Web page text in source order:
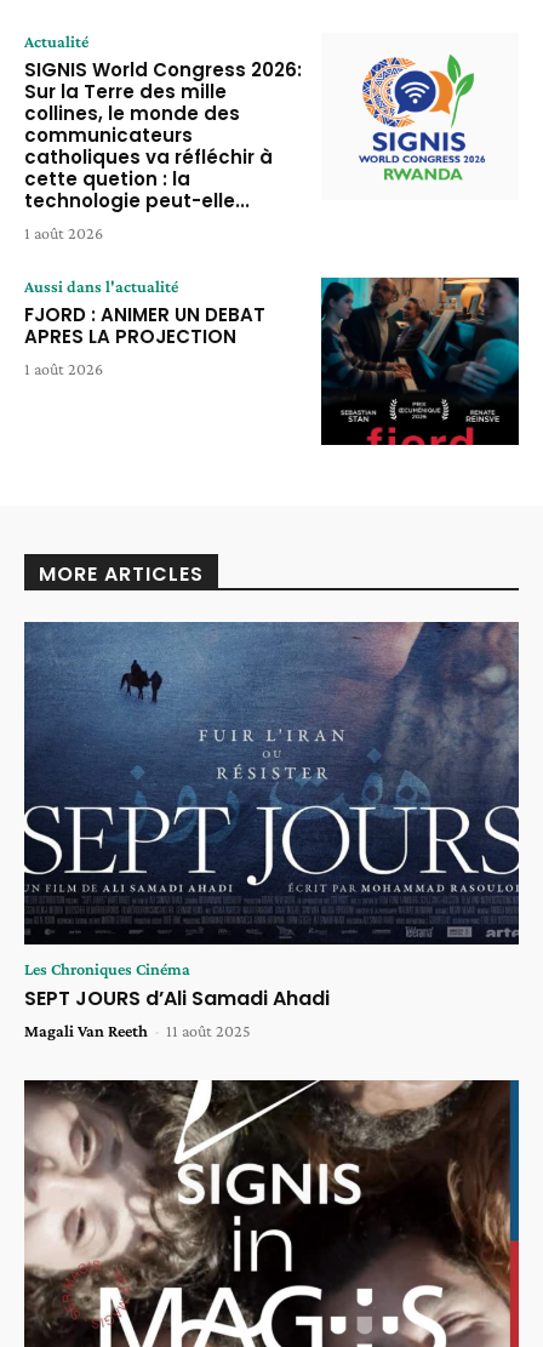
Actualité
SIGNIS World Congress 2026:
Sur la Terre des mille
collines, le monde des
communicateurs
catholiques va réfléchir à
cette quetion : la
technologie peut-elle...
1 août 2026
Aussi dans l'actualité
FJORD : ANIMER UN DEBAT
APRES LA PROJECTION
1 août 2026
MORE ARTICLES
Les Chroniques Cinéma
SEPT JOURS d’Ali Samadi Ahadi
Magali Van Reeth - 11 août 2025